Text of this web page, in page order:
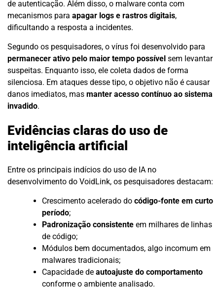
de autenticação. Além disso, o malware conta com
mecanismos para apagar logs e rastros digitais,
dificultando a resposta a incidentes.
Segundo os pesquisadores, o vírus foi desenvolvido para
permanecer ativo pelo maior tempo possível sem levantar
suspeitas. Enquanto isso, ele coleta dados de forma
silenciosa. Em ataques desse tipo, o objetivo não é causar
danos imediatos, mas manter acesso contínuo ao sistema
invadido.
Evidências claras do uso de
inteligência artificial
Entre os principais indícios do uso de IA no
desenvolvimento do VoidLink, os pesquisadores destacam:
Crescimento acelerado do código-fonte em curto
período;
Padronização consistente em milhares de linhas
de código;
Módulos bem documentados, algo incomum em
malwares tradicionais;
Capacidade de autoajuste do comportamento
conforme o ambiente analisado.